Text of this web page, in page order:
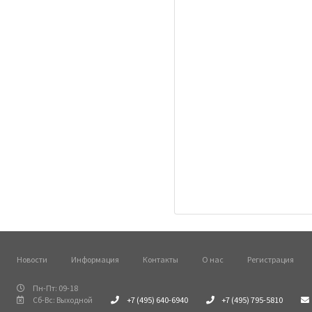
Новости Информация Контакты О нас Регистрация
Пн-Пт: 09-18
Сб-Вс: Выходной
+7 (495) 640-6940 +7 (495) 795-5810